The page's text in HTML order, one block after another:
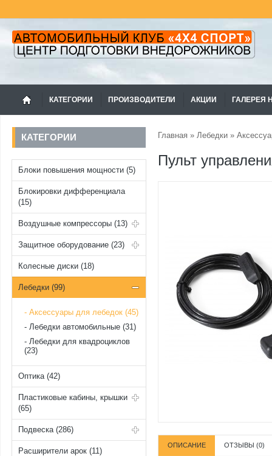
КАТЕГОРИИ ПРОИЗВОДИТЕЛИ АКЦИИ ГАЛЕРЕЯ
КАТЕГОРИИ
Блоки повышения мощности (5)
Блокировки дифференциала
(15)
Воздушные компрессоры (13)
Защитное оборудование (23)
Колесные диски (18)
Лебедки (99)
Аксессуары для лебедок (45)
Лебедки автомобильные (31)
Лебедки для квадроциклов
(23)
Оптика (42)
Пластиковые кабины, крышки
(65)
Подвеска (286)
Расширители арок (11)
Главная » Лебедки »
Пульт
ОПИСАНИЕ ОТЗЫВЫ (0)